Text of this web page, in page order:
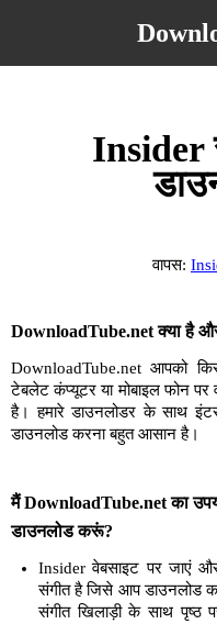
Insider
वापस:
DownloadTube.net क्या है
DownloadTube.net आपको
टेबलेट कंप्यूटर या मोबाइल फोन पर
है। हमारे डाउनलोडर के साथ
डाउनलोड करना बहुत आसान है।
मैं DownloadTube.net का
डाउनलोड करूं?
Insider वेबसाइट पर जाएं
संगीत है जिसे आप डाउनलोड
संगीत खिलाड़ी के साथ पृष्ठ